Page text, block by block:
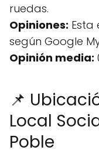
ruedas.
Opiniones: Esta
según Google
Opinión media:
📌
Local
Poble